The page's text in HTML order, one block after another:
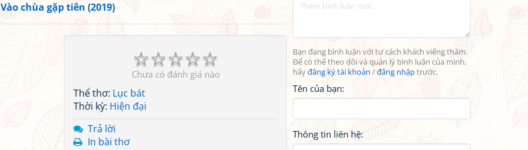
Bạn đang bình luận với tư cách khách viếng thăm.
Để có thể theo dõi và quản lý bình luận của mình,
hãyđăng ký tài khoản /đăng nhậptrước.
Tên của bạn:
Thông tin liên hệ:
Vào chùa gặp tiên (2019)
☆
☆
☆
☆
☆
Chưa có đánh giá nào
Thể thơ: Lục bát
Thời kỳ: Hiện đại
Trả lời
In bài thơ